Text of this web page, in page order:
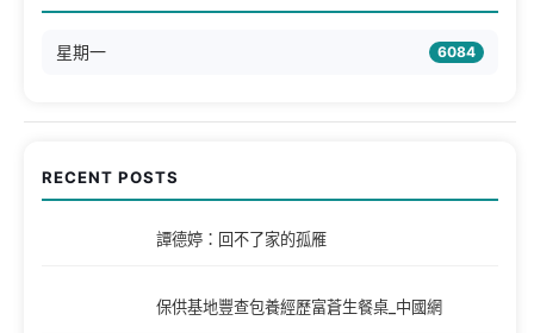
星期一 6084
RECENT POSTS
譚德婷：回不了家的孤雁
保供基地豐查包養經歷富蒼生餐桌_中國網